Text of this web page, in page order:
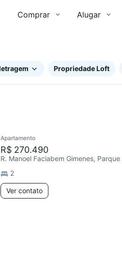
Comprar Alugar
Propriedade Loft
Apartamento
R$ 270.490
2
Ver contato